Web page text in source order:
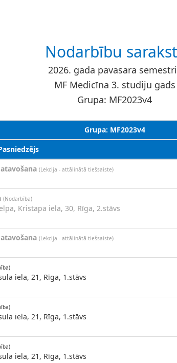
Nodarbību
2026. gada pavasara
MF Medicīna 3. studiju gads
Grupa: MF2023v4
Grupa: MF2023v4
(Lekcija - attālinātā tiešsaiste)
(Nodarbība)
Kristapa iela, 30, Rīga, 2.stāvs
(Lekcija - attālinātā tiešsaiste)
iela, 21, Rīga, 1.stāvs
iela, 21, Rīga, 1.stāvs
iela, 21, Rīga, 1.stāvs